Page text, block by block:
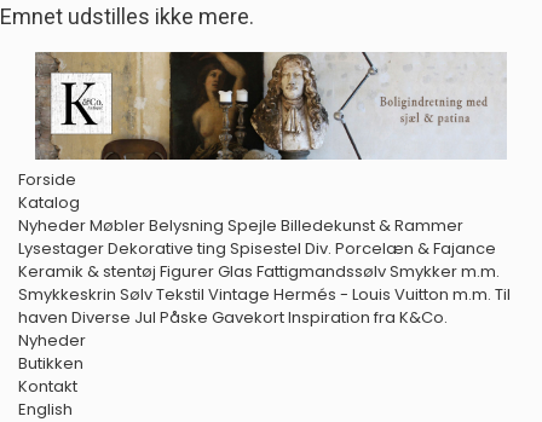
Emnet udstilles ikke mere.
Forside
Katalog
NyhederMøblerBelysning Spejle Billedekunst & Rammer
LysestagerDekorative ting Spisestel Div. Porcelæn & Fajance
Keramik & stentøj FigurerGlas FattigmandssølvSmykker m.m.
Smykkeskrin SølvTekstil Vintage Hermés - Louis Vuitton m.m. Til
haven Diverse Jul Påske GavekortInspiration fra K&Co.
Nyheder
Butikken
Kontakt
English